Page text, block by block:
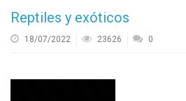
Reptiles y exóticos
18/07/2022 23626 0